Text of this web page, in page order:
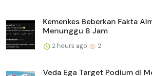
Kemenkes Beberkan Fakta
Menunggu 8 Jam
2 hours ago 2
Veda Ega Target Podium di